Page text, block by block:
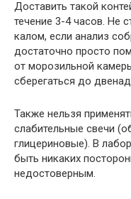
Доставить такой
течение 3-4 часов. Не
калом, если анализ
достаточно просто
от морозильной
сберегаться до
Также нельзя
слабительные свечи
глицериновые). В
быть никаких
недостоверным.